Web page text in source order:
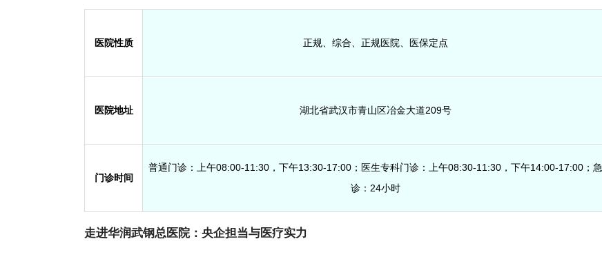
医院性质 正规、综合、正规医院、医保定点
医院地址 湖北省武汉市青山区冶金大道209号
门诊时间
普通门诊：上午08:00-11:30，下午13:30-17:00；医生专科门诊：上午08:30-11:30，下午14:00-17:00；急
诊：24小时
走进华润武钢总医院：央企担当与医疗实力